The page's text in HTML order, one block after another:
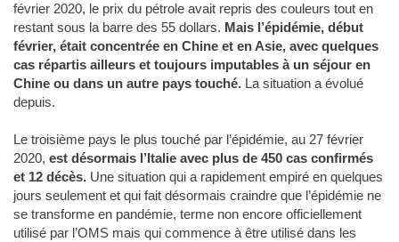
février 2020, le prix du pétrole avait repris des couleurs tout en
restant sous la barre des 55 dollars. Mais l’épidémie, début
février, était concentrée en Chine et en Asie, avec quelques
cas répartis ailleurs et toujours imputables à un séjour en
Chine ou dans un autre pays touché. La situation a évolué
depuis.
Le troisième pays le plus touché par l’épidémie, au 27 février
2020, est désormais l’Italie avec plus de 450 cas confirmés
et 12 décès. Une situation qui a rapidement empiré en quelques
jours seulement et qui fait désormais craindre que l’épidémie ne
se transforme en pandémie, terme non encore officiellement
utilisé par l’OMS mais qui commence à être utilisé dans les